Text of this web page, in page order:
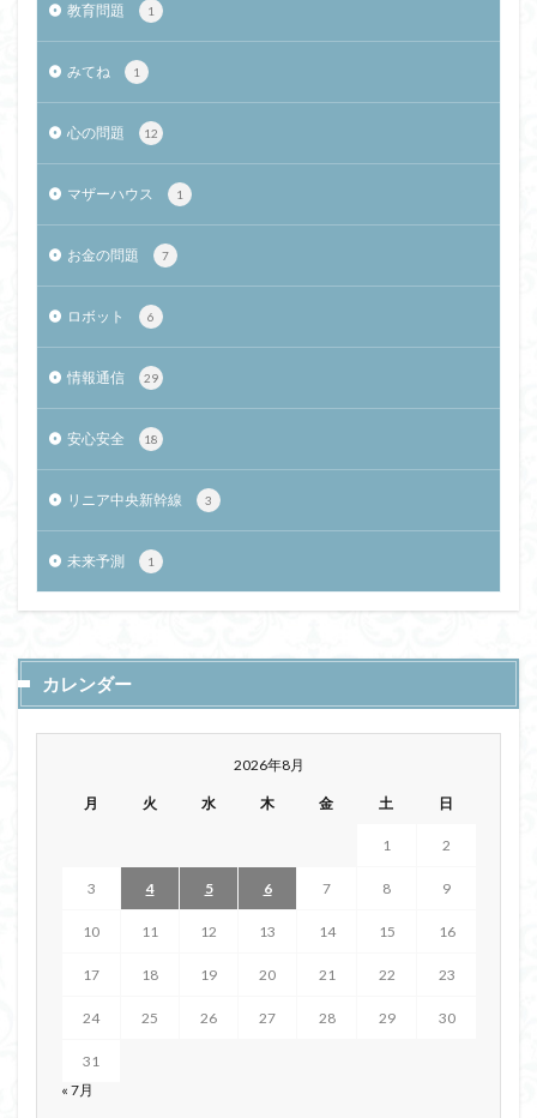
教育問題 1
みてね 1
心の問題 12
マザーハウス 1
お金の問題 7
ロボット 6
情報通信 29
安心安全 18
リニア中央新幹線 3
未来予測 1
カレンダー
2026年8月
月 火 水 木 金 土 日
1 2
3 4 5 6 7 8 9
10 11 12 13 14 15 16
17 18 19 20 21 22 23
24 25 26 27 28 29 30
31
« 7月